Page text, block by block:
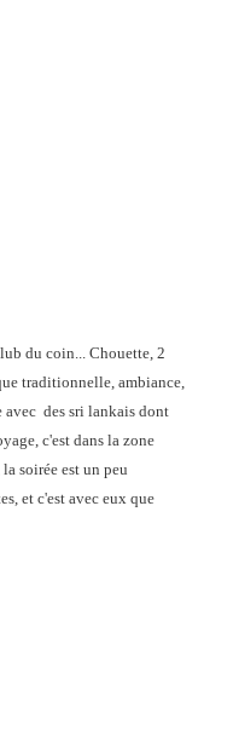
du coin... Chouette, 2
traditionnelle, ambiance,
avec des sri lankais dont
c'est dans la zone
soirée est un peu
et c'est avec eux que